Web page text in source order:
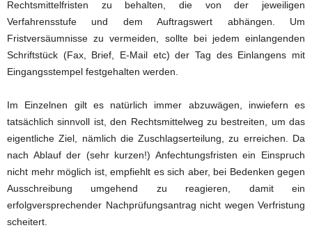
Rechtsmittelfristen zu behalten, die von der jeweiligen
Verfahrensstufe und dem Auftragswert abhängen. Um
Fristversäumnisse zu vermeiden, sollte bei jedem einlangenden
Schriftstück (Fax, Brief, E-Mail etc) der Tag des Einlangens mit
Eingangsstempel festgehalten werden.
Im Einzelnen gilt es natürlich immer abzuwägen, inwiefern es
tatsächlich sinnvoll ist, den Rechtsmittelweg zu bestreiten, um das
eigentliche Ziel, nämlich die Zuschlagserteilung, zu erreichen. Da
nach Ablauf der (sehr kurzen!) Anfechtungsfristen ein Einspruch
nicht mehr möglich ist, empfiehlt es sich aber, bei Bedenken gegen
Ausschreibung umgehend zu reagieren, damit ein
erfolgversprechender Nachprüfungsantrag nicht wegen Verfristung
scheitert.